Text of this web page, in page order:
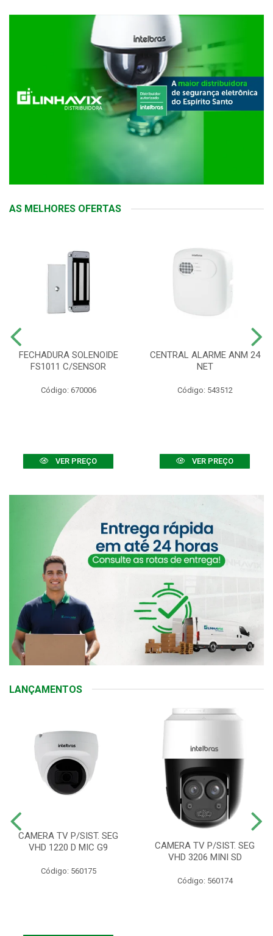
AS MELHORES OFERTAS
FECHADURA SOLENOIDE
FS1011 C/SENSOR
Código: 670006
VER PREÇO
CENTRAL ALARME ANM 24
NET
Código: 543512
VER PREÇO
LANÇAMENTOS
CAMERA TV P/SIST. SEG
VHD 1220 D MIC G9
Código: 560175
CAMERA TV P/SIST. SEG
VHD 3206 MINI SD
Código: 560174